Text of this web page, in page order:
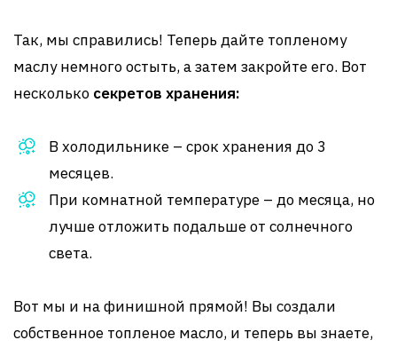
Так, мы справились! Теперь дайте топленому
маслу немного остыть, а затем закройте его. Вот
несколько секретов хранения:
В холодильнике – срок хранения до 3
месяцев.
При комнатной температуре – до месяца, но
лучше отложить подальше от солнечного
света.
Вот мы и на финишной прямой! Вы создали
собственное топленое масло, и теперь вы знаете,